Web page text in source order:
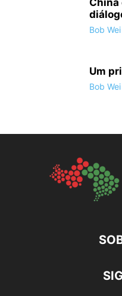
China
Bob Wei
Um
Bob Wei